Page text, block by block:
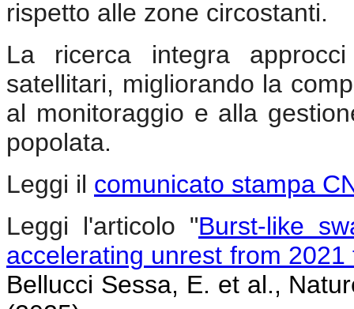
rispetto alle zone circostanti.
La ricerca integra
satellitari, migliorando la
al monitoraggio e alla
popolata.
Leggi il comunicato stampa
Leggi l'articolo "Burst-like
accelerating unrest from 2021
Bellucci Sessa, E. et al.,